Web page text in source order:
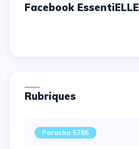
Facebook EssentiELLE
Rubriques
Paracha 5786